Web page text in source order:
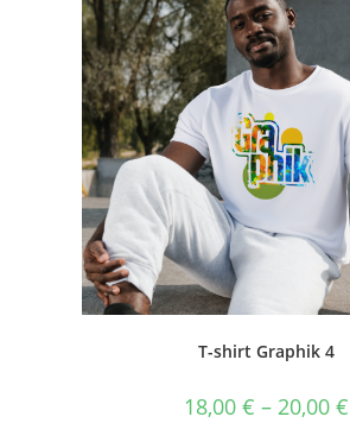
T-shirt Graphik 4
18,00 € – 20,00 €